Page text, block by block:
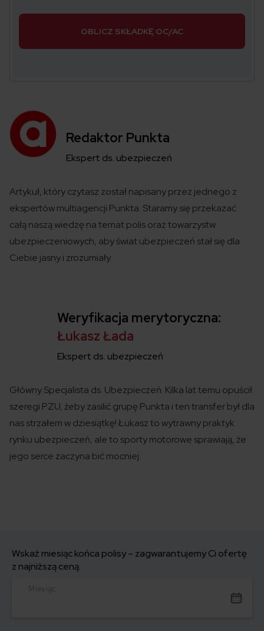
OBLICZ SKŁADKĘ OC/AC
Redaktor Punkta
Ekspert ds. ubezpieczeń
Artykuł, który czytasz zostałnapisanyprzez jednego z
ekspertówmultiagencji Punkta. Staramy się przekazać
całą naszą wiedzę na temat polisoraz towarzystw
ubezpieczeniowych, aby świat ubezpieczeń stał się dla
Ciebie jasny i zrozumiały.
Weryfikacja merytoryczna:
Łukasz Łada
Ekspert ds. ubezpieczeń
Główny Specjalista ds. Ubezpieczeń. Kilka lat temu opuścił
szeregi PZU, żeby zasilić grupę Punkta i ten transfer był dla
nas strzałem w dziesiątkę! Łukasz to wytrawny praktyk
rynku ubezpieczeń, ale to sporty motorowe sprawiają, że
jego serce zaczyna bić mocniej.
Wskaż miesiąc końca polisy – zagwarantujemy Ci ofertę
z najniższą ceną.
Miesiąc